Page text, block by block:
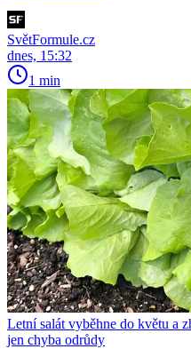
SvětFormule.cz
dnes, 15:32
1 min
Letní salát vyběhne do květu a
jen chyba odrůdy